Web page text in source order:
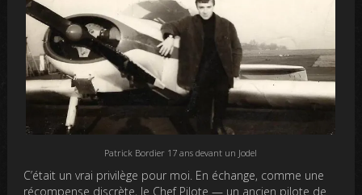
Patrick Bordier 17 ans devant un Jodel
C’était un vrai privilège pour moi. En échange, comme une
récompense discrète, le Chef Pilote — un ancien pilote de